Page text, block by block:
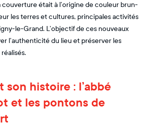
était à l’origine de couleur brun-
les terres et cultures, principales activités
le-Grand. L’objectif de ces nouveaux
l’authenticité du lieu et préserver les
son histoire : l’abbé
et les pontons de